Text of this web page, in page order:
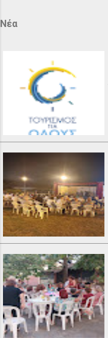
αυτά
οποίος
όραμα
μικρού
για
μάχη με
του
κηδεία
κηδεία
με
τις
τους
Νέα